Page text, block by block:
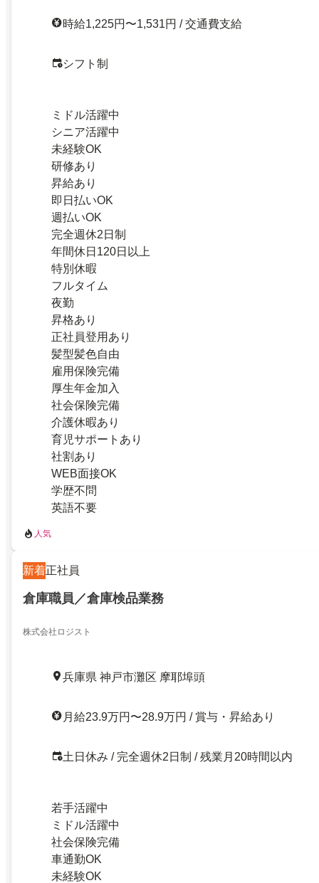
時給1,225円〜1,531円 / 交通費支給
シフト制
ミドル活躍中
シニア活躍中
未経験OK
研修あり
昇給あり
即日払いOK
週払いOK
完全週休2日制
年間休日120日以上
特別休暇
フルタイム
夜勤
昇格あり
正社員登用あり
髪型髪色自由
雇用保険完備
厚生年金加入
社会保険完備
介護休暇あり
育児サポートあり
社割あり
WEB面接OK
学歴不問
英語不要
人気
新着正社員
倉庫職員／倉庫検品業務
株式会社ロジスト
兵庫県 神戸市灘区 摩耶埠頭
月給23.9万円〜28.9万円 / 賞与・昇給あり
土日休み / 完全週休2日制 / 残業月20時間以内
若手活躍中
ミドル活躍中
社会保険完備
車通勤OK
未経験OK